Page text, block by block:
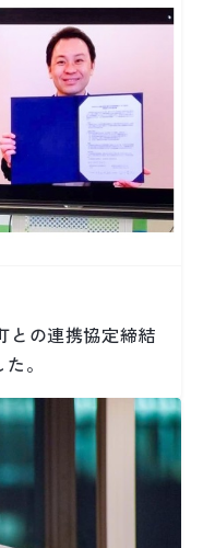
の連携協定締結
。